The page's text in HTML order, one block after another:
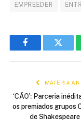
EMPREEDER
Facebook
MATÉRIA
‘CÃO’: Parceria
os premiados grupos
de Shakespeare